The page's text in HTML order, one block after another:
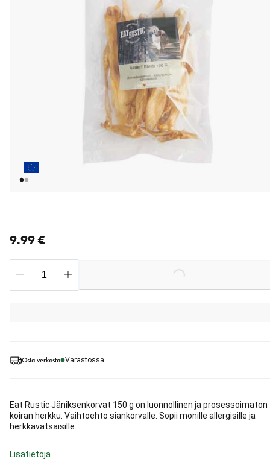
Osta verkosta Varastossa
Eat Rustic Jäniksenkorvat 150 g on luonnollinen ja prosessoimaton
koiran herkku. Vaihtoehto siankorvalle. Sopii monille allergisille ja
herkkävatsaisille.
Lisätietoja
9.99 €
Loading...